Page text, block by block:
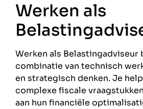
Werken als
Werken als Belastingadviseur
combinatie van technisch
en strategisch denken. Je
complexe fiscale
aan hun financiële